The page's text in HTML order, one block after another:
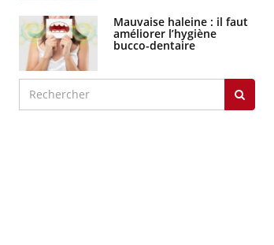
Mauvaise haleine : il faut
améliorer l’hygiène
bucco-dentaire